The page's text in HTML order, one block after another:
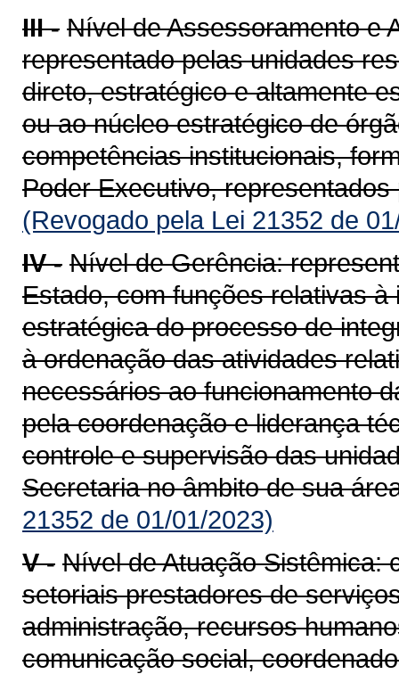
III - Nível de Assessoramento e
representado pelas unidades
direto, estratégico e altamente
ou ao núcleo estratégico de
competências institucionais,
Poder Executivo,
(Revogado pela Lei 21352 de
IV - Nível de Gerência:
Estado, com funções relativas
estratégica do processo de
à ordenação das atividades
necessários ao funcionamento
pela coordenação e liderança
controle e supervisão das
Secretaria no âmbito de sua
21352 de 01/01/2023)
V - Nível de Atuação Sistêmica:
setoriais prestadores de
administração, recursos
comunicação social,